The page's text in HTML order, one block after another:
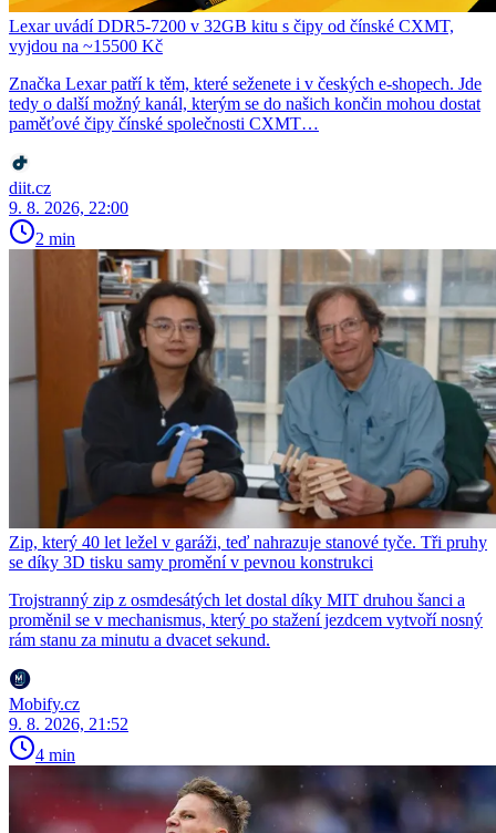
Lexar uvádí DDR5-7200 v 32GB kitu s čipy od čínské CXMT,
vyjdou na ~15500 Kč
Značka Lexar patří k těm, které seženete i v českých e-shopech. Jde
tedy o další možný kanál, kterým se do našich končin mohou dostat
paměťové čipy čínské společnosti CXMT…
diit.cz
9. 8. 2026, 22:00
2 min
Zip, který 40 let ležel v garáži, teď nahrazuje stanové tyče. Tři pruhy
se díky 3D tisku samy promění v pevnou konstrukci
Trojstranný zip z osmdesátých let dostal díky MIT druhou šanci a
proměnil se v mechanismus, který po stažení jezdcem vytvoří nosný
rám stanu za minutu a dvacet sekund.
Mobify.cz
9. 8. 2026, 21:52
4 min